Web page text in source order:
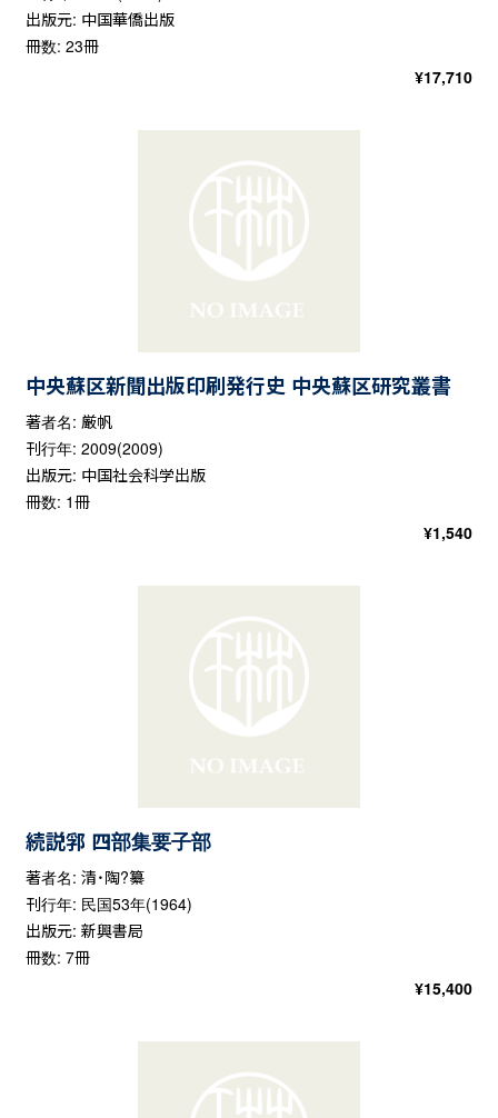
出版元: 中国華僑出版
冊数: 23冊
¥17,710
中央蘇区新聞出版印刷発行史 中央蘇区研究叢書
著者名: 厳帆
刊行年: 2009(2009)
出版元: 中国社会科学出版
冊数: 1冊
¥1,540
続説郛 四部集要子部
著者名: 清・陶?纂
刊行年: 民国53年(1964)
出版元: 新興書局
冊数: 7冊
¥15,400